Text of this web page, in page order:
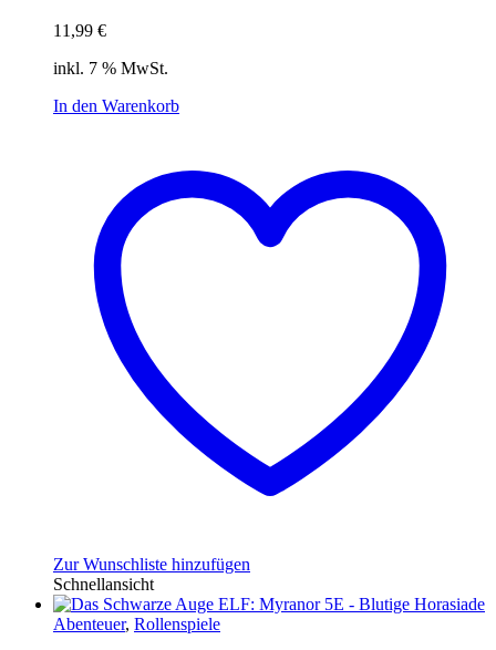
11,99 €
inkl. 7 % MwSt.
In den Warenkorb
Zur Wunschliste hinzufügen
Schnellansicht
Abenteuer, Rollenspiele